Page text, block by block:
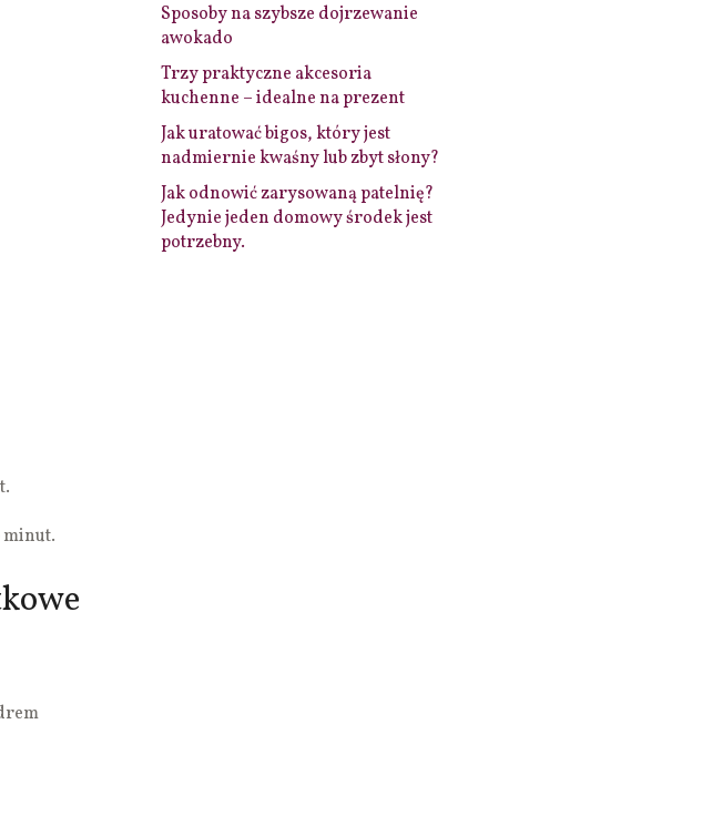
minut.
Sposoby na szybsze dojrzewanie
awokado
Trzy praktyczne akcesoria
kuchenne – idealne na prezent
Jak uratować bigos, który jest
nadmiernie kwaśny lub zbyt słony?
Jak odnowić zarysowaną patelnię?
Jedynie jeden domowy środek jest
potrzebny.